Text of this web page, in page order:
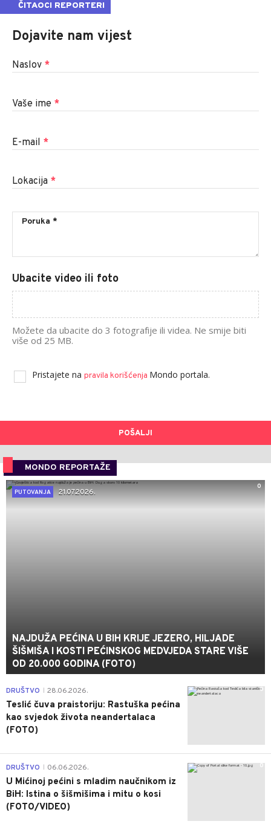
ČITAOCI REPORTERI
Dojavite nam vijest
Naslov *
Vaše ime *
E-mail *
Lokacija *
Ubacite video ili foto
Možete da ubacite do 3 fotografije ili videa. Ne smije biti
više od 25 MB.
Pristajete na pravila korišćenja Mondo portala.
POŠALJI
MONDO REPORTAŽE
0
PUTOVANJA
21.07.2026.
NAJDUŽA PEĆINA U BIH KRIJE JEZERO, HILJADE
ŠIŠMIŠA I KOSTI PEĆINSKOG MEDVJEDA STARE VIŠE
OD 20.000 GODINA (FOTO)
0
DRUŠTVO 28.06.2026.
Teslić čuva praistoriju: Rastuška pećina
kao svjedok života neandertalaca
(FOTO)
0
DRUŠTVO 06.06.2026.
U Mićinoj pećini s mladim naučnikom iz
BiH: Istina o šišmišima i mitu o kosi
(FOTO/VIDEO)